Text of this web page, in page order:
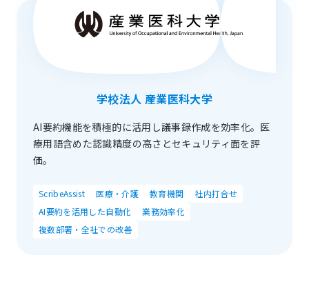
学校法人 産業医科大学
AI要約機能を積極的に活用し議事録作成を効率化。医
療用語含めた認識精度の高さとセキュリティ面を評
価。
ScribeAssist 医療・介護 教育機関
社内打合せ
AI要約を活用した自動化
業務効率化
複数部署・全社での改善